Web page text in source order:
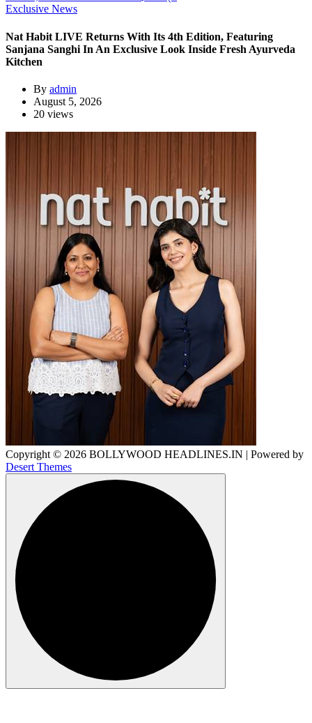
Exclusive News
Nat Habit LIVE Returns With Its 4th Edition, Featuring
Sanjana Sanghi In An Exclusive Look Inside Fresh Ayurveda
Kitchen
By admin
August 5, 2026
20 views
Copyright © 2026 BOLLYWOOD HEADLINES.IN | Powered by
Desert Themes